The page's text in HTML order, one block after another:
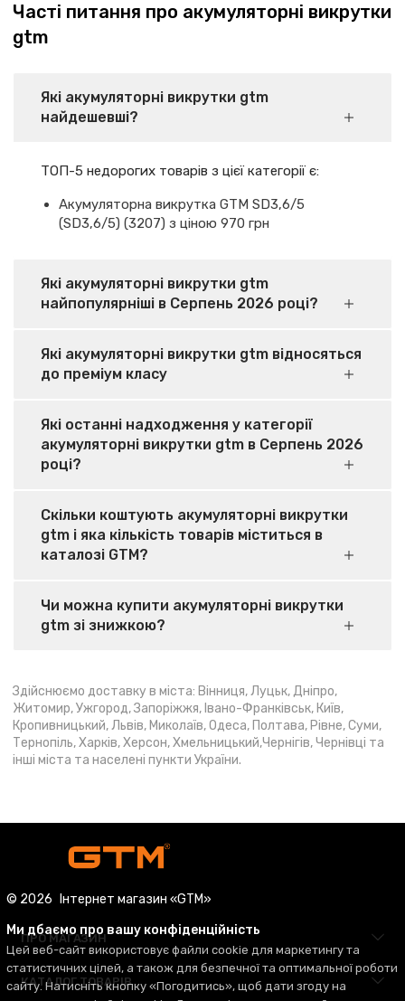
Часті питання про акумуляторні викрутки
gtm
Які акумуляторні викрутки gtm
найдешевші?
ТОП-5 недорогих товарів з цієї категорії є:
Акумуляторна викрутка GTM SD3,6/5
(SD3,6/5) (3207) з ціною 970 грн
Які акумуляторні викрутки gtm
найпопулярніші в Серпень 2026 році?
Які акумуляторні викрутки gtm відносяться
до преміум класу
Які останні надходження у категорії
акумуляторні викрутки gtm в Серпень 2026
році?
Скільки коштують акумуляторні викрутки
gtm і яка кількість товарів міститься в
каталозі GTM?
Чи можна купити акумуляторні викрутки
gtm зі знижкою?
Здійснюємо доставку в міста: Вінниця, Луцьк, Дніпро,
Житомир, Ужгород, Запоріжжя, Івано-Франківськ, Київ,
Кропивницький, Львів, Миколаїв, Одеса, Полтава, Рівне, Суми,
Тернопіль, Харків, Херсон, Хмельницький,Чернігів, Чернівці та
інші міста та населені пункти України.
© 2026 Інтернет магазин «GTM»
ПРО МАГАЗИН
КАТАЛОГ ТОВАРІВ
Ми дбаємо про вашу конфіденційність
Цей веб-сайт використовує файли cookie для маркетингу та
статистичних цілей, а також для безпечної та оптимальної роботи
сайту. Натисніть кнопку «Погодитись», щоб дати згоду на